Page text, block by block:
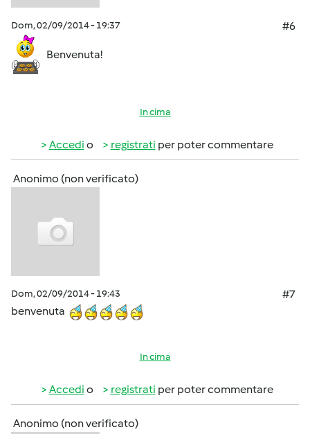
Dom, 02/09/2014 - 19:37 #6
Benvenuta!
In cima
Accedi o registrati per poter commentare
Anonimo (non verificato)
Dom, 02/09/2014 - 19:43
#7
benvenuta
In cima
Accedi o registrati per poter commentare
Anonimo (non verificato)